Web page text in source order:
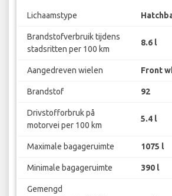
Lichaamstype
Brandstofverbruik tijdens
stadsritten per 100 km
8.6 l
Aangedreven wielen Front
Brandstof 92
Drivstofforbruk på
motorvei per 100 km
5.4 l
Maximale bagageruimte 1075 l
Minimale bagageruimte 390 l
Gemengd